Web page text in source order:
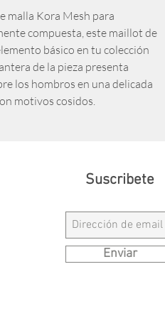
malla Kora Mesh para
compuesta, este maillot de
básico en tu colección
de la pieza presenta
los hombros en una delicada
motivos cosidos.
Suscribete
Enviar